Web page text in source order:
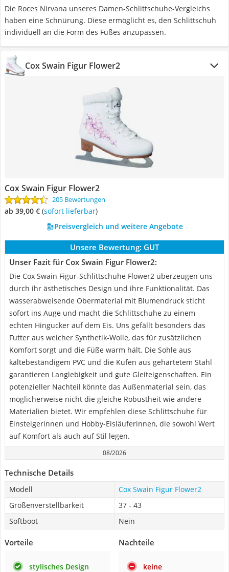
Die Roces Nirvana unseres Damen-Schlittschuhe-Vergleichs
haben eine Schnürung. Diese ermöglicht es, den Schlittschuh
individuell an die Form des Fußes anzupassen.
Cox Swain Figur Flower2
Cox Swain Figur Flower2
205 Bewertungen
ab 39,00 € ( Sofort lieferbar)
Preisvergleich und weitere Angebote
Unsere Bewertung: GUT
Unser Fazit für Cox Swain Figur Flower2:
Die Cox Swain Figur-Schlittschuhe Flower2 überzeugen uns
durch ihr ästhetisches Design und ihre Funktionalität. Das
wasserabweisende Obermaterial mit Blumendruck sticht
sofort ins Auge und macht die Schlittschuhe zu einem
echten Hingucker auf dem Eis. Uns gefällt besonders das
Futter aus weicher Synthetik-Wolle, das für zusätzlichen
Komfort sorgt und die Füße warm hält. Die Sohle aus
kältebeständigem PVC und die Kufen aus gehärtetem Stahl
garantieren Langlebigkeit und gute Gleiteigenschaften. Ein
potenzieller Nachteil könnte das Außenmaterial sein, das
möglicherweise nicht die gleiche Robustheit wie andere
Materialien bietet. Wir empfehlen diese Schlittschuhe für
Einsteigerinnen und Hobby-Eisläuferinnen, die sowohl Wert
auf Komfort als auch auf Stil legen.
08/2026
Technische Details
Modell
Cox Swain Figur Flower2
Größenverstellbarkeit
37 - 43
Softboot
Nein
Vorteile
stylisches Design
Nachteile
keine